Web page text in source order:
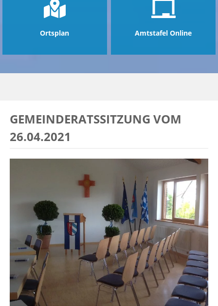
Ortsplan Amtstafel Online
GEMEINDERATSSITZUNG VOM
26.04.2021